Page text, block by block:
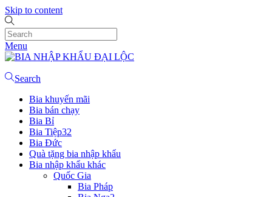
Skip to content
Menu
Search
Bia khuyến mãi
Bia bán chạy
Bia Bỉ
Bia Tiệp32
Bia Đức
Quà tặng bia nhập khẩu
Bia nhập khẩu khác
Quốc Gia
Bia Pháp